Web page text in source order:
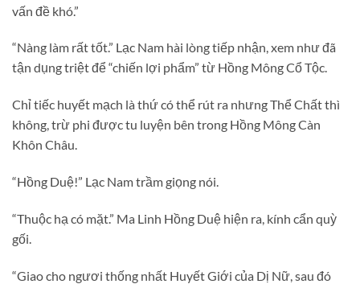
vấn đề khó.”
“Nàng làm rất tốt.” Lạc Nam hài lòng tiếp nhận, xem như đã
tận dụng triệt để “chiến lợi phẩm” từ Hồng Mông Cổ Tộc.
Chỉ tiếc huyết mạch là thứ có thể rút ra nhưng Thể Chất thì
không, trừ phi được tu luyện bên trong Hồng Mông Càn
Khôn Châu.
“Hồng Duệ!” Lạc Nam trầm giọng nói.
“Thuộc hạ có mặt.” Ma Linh Hồng Duệ hiện ra, kính cẩn quỳ
gối.
“Giao cho ngươi thống nhất Huyết Giới của Dị Nữ, sau đó